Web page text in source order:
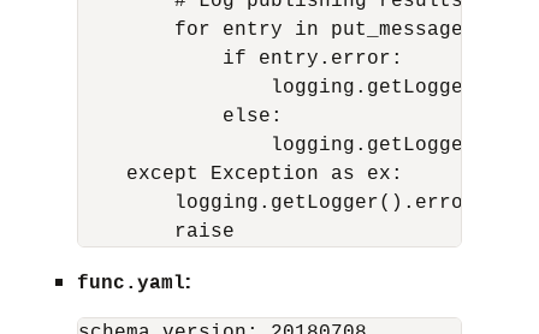
for entry in
            if entry.error:
            else:
    except Exception as ex:
func.yaml: